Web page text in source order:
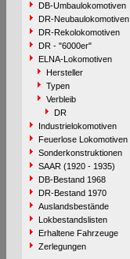
DB-Umbaulokomotiven
DR-Neubaulokomotiven
DR-Rekolokomotiven
DR - "6000er"
ELNA-Lokomotiven
Hersteller
Typen
Verbleib
DR
Industrielokomotiven
Feuerlose Lokomotiven
Sonderkonstruktionen
SAAR (1920 - 1935)
DB-Bestand 1968
DR-Bestand 1970
Auslandsbestände
Lokbestandslisten
Erhaltene Fahrzeuge
Zerlegungen